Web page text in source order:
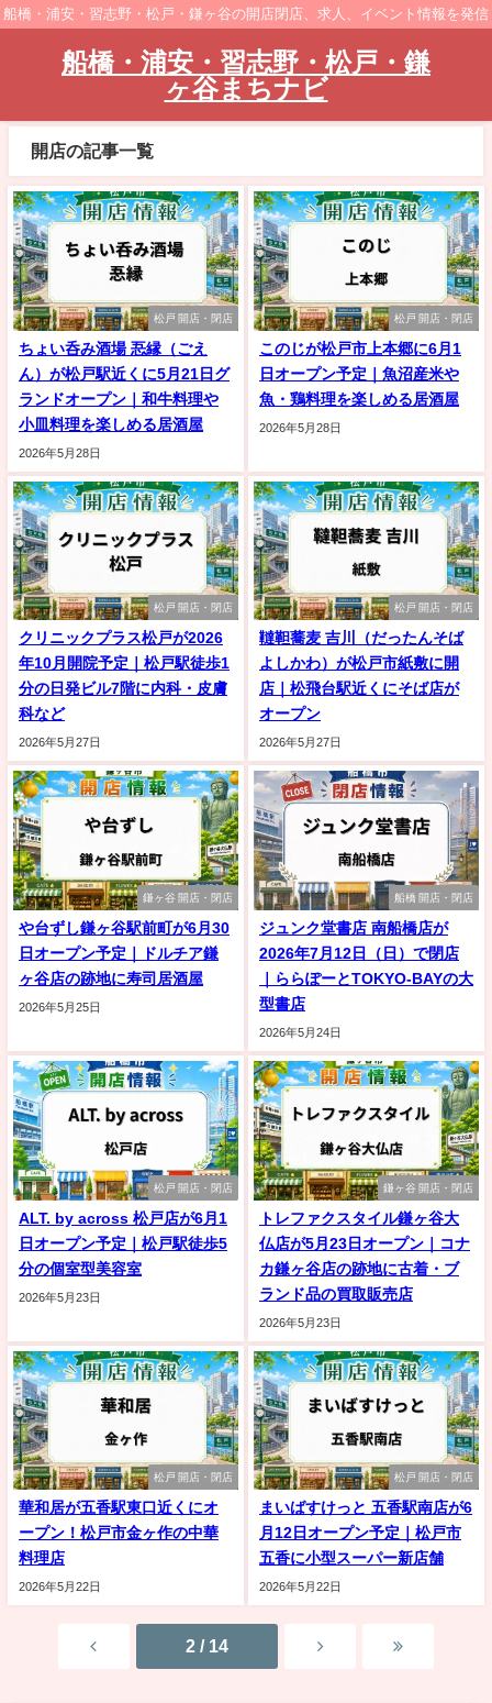
船橋・浦安・習志野・松戸・鎌ヶ谷の開店閉店、求人、イベント情報を発信
船橋・浦安・習志野・松戸・鎌
ヶ谷まちナビ
開店の記事一覧
松戸 開店・閉店
ちょい呑み酒場 忢縁（ごえ
ん）が松戸駅近くに5月21日グ
ランドオープン｜和牛料理や
小皿料理を楽しめる居酒屋
2026年5月28日
松戸 開店・閉店
このじが松戸市上本郷に6月1
日オープン予定｜魚沼産米や
魚・鶏料理を楽しめる居酒屋
2026年5月28日
松戸 開店・閉店
クリニックプラス松戸が2026
年10月開院予定｜松戸駅徒歩1
分の日発ビル7階に内科・皮膚
科など
2026年5月27日
松戸 開店・閉店
韃靼蕎麦 吉川（だったんそば
よしかわ）が松戸市紙敷に開
店｜松飛台駅近くにそば店が
オープン
2026年5月27日
鎌ヶ谷 開店・閉店
や台ずし鎌ヶ谷駅前町が6月30
日オープン予定｜ドルチア鎌
ヶ谷店の跡地に寿司居酒屋
2026年5月25日
船橋 開店・閉店
ジュンク堂書店 南船橋店が
2026年7月12日（日）で閉店
｜ららぽーとTOKYO-BAYの大
型書店
2026年5月24日
松戸 開店・閉店
ALT. by across 松戸店が6月1
日オープン予定｜松戸駅徒歩5
分の個室型美容室
2026年5月23日
鎌ヶ谷 開店・閉店
トレファクスタイル鎌ヶ谷大
仏店が5月23日オープン｜コナ
カ鎌ヶ谷店の跡地に古着・ブ
ランド品の買取販売店
2026年5月23日
松戸 開店・閉店
華和居が五香駅東口近くにオ
ープン！松戸市金ヶ作の中華
料理店
2026年5月22日
松戸 開店・閉店
まいばすけっと 五香駅南店が6
月12日オープン予定｜松戸市
五香に小型スーパー新店舗
2026年5月22日
2 / 14